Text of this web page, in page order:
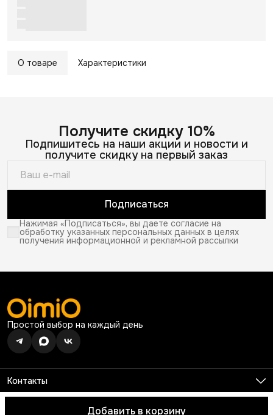
Добавить в корзину
О товаре Характеристики
Получите скидку 10%
Подпишитесь на наши акции и новости и
получите скидку на первый заказ
Подписаться
Нажимая «Подписаться», вы даете согласие на
обработку указанных персональных данных в целях
получения информационной и рекламной рассылки
Простой выбор на каждый день
Контакты
Телефон
© 2026 OimiO. Все права защищены.Оплата